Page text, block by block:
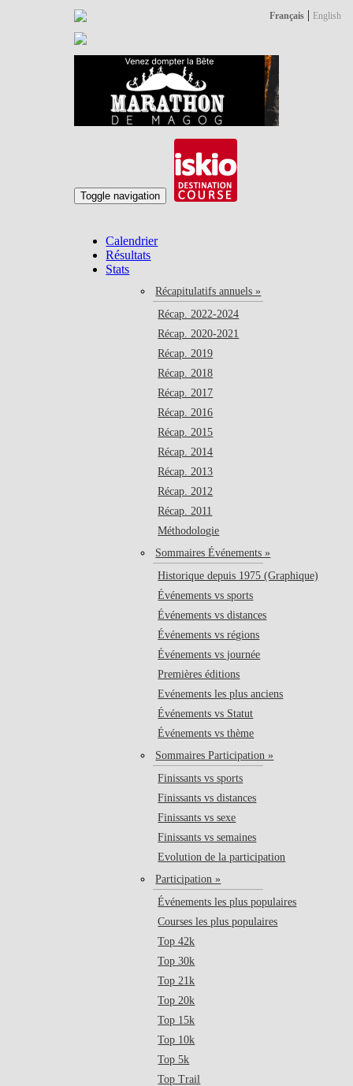
Toggle navigation
Calendrier
Résultats
Stats
Récapitulatifs annuels »
Récap. 2022-2024
Récap. 2020-2021
Récap. 2019
Récap. 2018
Récap. 2017
Récap. 2016
Récap. 2015
Récap. 2014
Récap. 2013
Récap. 2012
Récap. 2011
Méthodologie
Sommaires Événements »
Historique depuis 1975 (Graphique)
Événements vs sports
Événements vs distances
Événements vs régions
Événements vs journée
Premières éditions
Evénements les plus anciens
Événements vs Statut
Événements vs thème
Sommaires Participation »
Finissants vs sports
Finissants vs distances
Finissants vs sexe
Finissants vs semaines
Evolution de la participation
Participation »
Événements les plus populaires
Courses les plus populaires
Top 42k
Top 30k
Top 21k
Top 20k
Top 15k
Top 10k
Top 5k
Top Trail
Français | English